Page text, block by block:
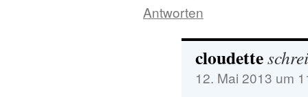
Antworten
cloudette
12. Mai 2013 um